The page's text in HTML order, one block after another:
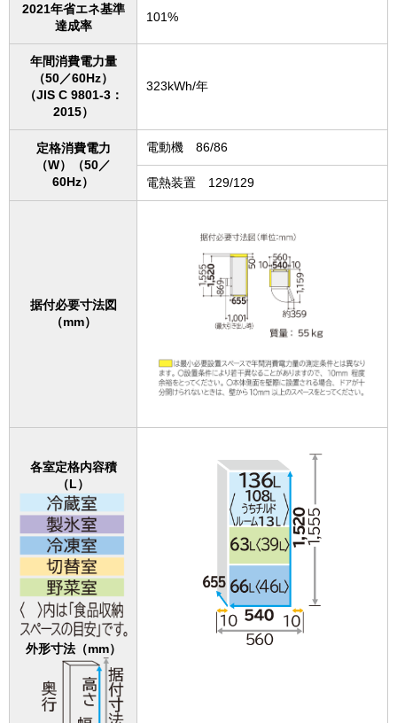
2021年省エネ基準
達成率
101%
年間消費電力量
（50／60Hz）
（JIS C 9801-3：
2015）
323kWh/年
定格消費電力
（W）（50／
60Hz）
電動機 86/86
電熱装置 129/129
据付必要寸法図
（mm）
各室定格内容積
（L）
外形寸法（mm）